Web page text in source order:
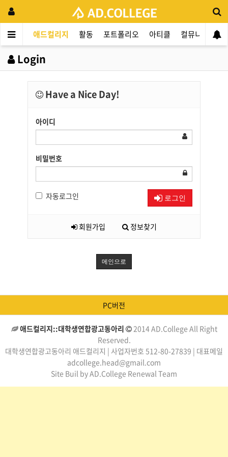
애드컬리지 활동 포트폴리오 아티클 컬뮤니티
Login
Have a Nice Day!
아이디
비밀번호
자동로그인 로그인
회원가입 정보찾기
메인으로
PC버전
애드컬리지::대학생연합광고동아리
2014 AD.College All Right
Reserved.
대학생연합광고동아리 애드컬리지 | 사업자번호 512-80-27839 | 대표메일
adcollege.head@gmail.com
Site Buil by AD.College Renewal Team